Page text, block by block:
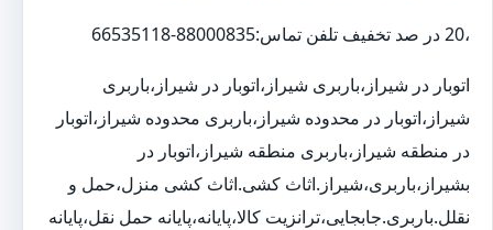
،20 در صد تخفیف تلفن تماس:88000835-66535118
اتوبار در شیراز،باربری شیراز،اتوبار در شیراز،باربری
شیراز،اتوبار در محدوده شیراز،باربری محدوده شیراز،اتوبار
در منطقه شیراز،باربری منطقه شیراز،اتوبار در
بشیراز،باربری،شیراز.اثاث کشی.اثاث کشی منزل،حمل و
نقلل.باربری.جابجایی،ترانزیت کالا،پایانه،پایانه حمل نقل،پایانه